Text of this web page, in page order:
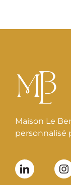
Maison Le
personnalisé